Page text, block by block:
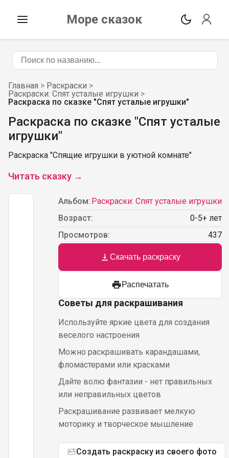
Море сказок
Главная > Раскраски >
Раскраски: Спят усталые игрушки >
Раскраска по сказке "Спят усталые игрушки"
Раскраска по сказке "Спят усталые
игрушки"
Раскраска "Спящие игрушки в уютной комнате"
Читать сказку →
Альбом: Раскраски: Спят усталые игрушки
Возраст:
0-5+ лет
Просмотров:
437
Скачать раскраску
Распечатать
Советы для раскрашивания
Используйте яркие цвета для создания
веселого настроения
Можно раскрашивать карандашами,
фломастерами или красками
Дайте волю фантазии - нет правильных
или неправильных цветов
Раскрашивание развивает мелкую
моторику и творческое мышление
Создать раскраску из своего фото